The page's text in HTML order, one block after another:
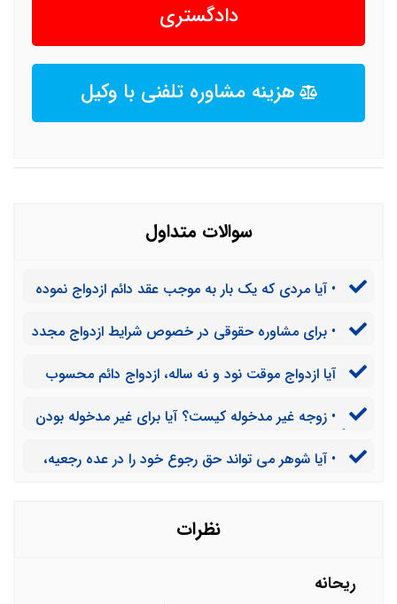
دادگستری
هزینه مشاوره تلفنی با وکیل
سوالات متداول
• آیا مردی که یک بار به موجب عقد دائم ازدواج نموده
ازدواج کند؟• برای مشاوره حقوقی در خصوص شرایط ازدواج مجدد
داد؟
آیا ازدواج موقت نود و نه ساله، ازدواج دائم محسوب
• زوجه غیر مدخوله کیست؟ آیا برای غیر مدخوله بودن
• آیا شوهر می تواند حق رجوع خود را در عده رجعیه،
نظرات
ریحانه